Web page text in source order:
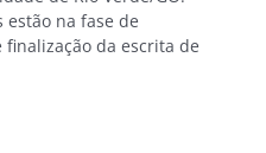
estão na fase de
da escrita de